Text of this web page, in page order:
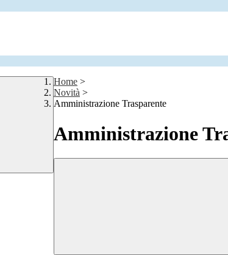
Home >
Novità >
Amministrazione Trasparente
Amministrazione